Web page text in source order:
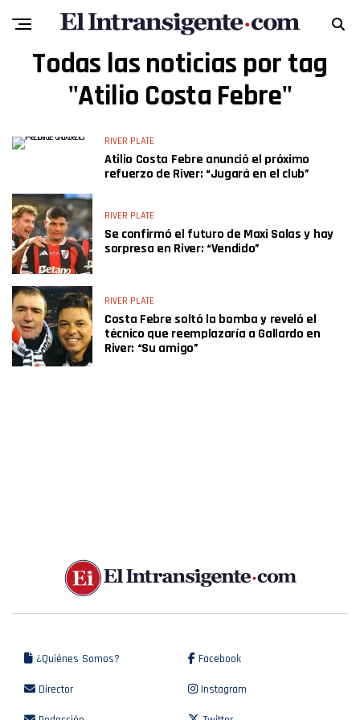
Todas las noticias por tag
"Atilio Costa Febre"
RIVER PLATE
Atilio Costa Febre anunció el próximo
refuerzo de River: “Jugará en el club”
RIVER PLATE
Se confirmó el futuro de Maxi Salas y hay
sorpresa en River: “Vendido”
RIVER PLATE
Costa Febre soltó la bomba y reveló el
técnico que reemplazaría a Gallardo en
River: “Su amigo”
¿Quiénes Somos?
Director
Facebook
Instagram